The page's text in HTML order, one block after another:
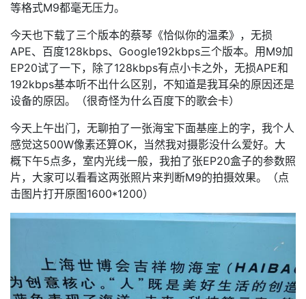
等格式M9都毫无压力。
今天也下载了三个版本的蔡琴《恰似你的温柔》，无损
APE、百度128kbps、Google192kbps三个版本。用M9加
EP20试了一下，除了128kbps有点小卡之外，无损APE和
192kbps基本听不出什么区别，不知道是我耳朵的原因还是
设备的原因。（很奇怪为什么百度下的歌会卡）
今天上午出门，无聊拍了一张海宝下面基座上的字，我个人
感觉这500W像素还算OK，当然我对摄影没什么爱好。大
概下午5点多，室内光线一般，我拍了张EP20盒子的参数照
片，大家可以看看这两张照片来判断M9的拍摄效果。（点
击图片打开原图1600*1200）